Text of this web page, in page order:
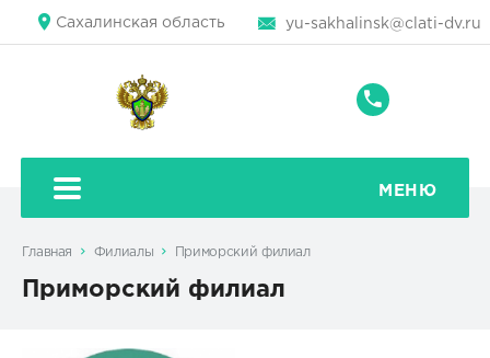
Сахалинская область yu-sakhalinsk@clati-dv.ru
+7
43-
71
МЕНЮ
Главная Филиалы Приморский филиал
Приморский филиал